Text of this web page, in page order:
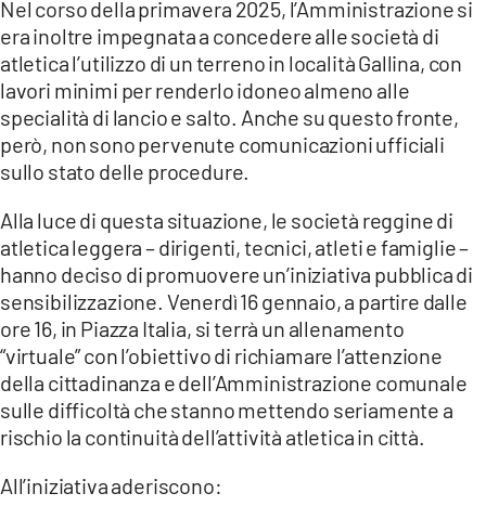
Nel corso della primavera 2025, l’Amministrazione si
era inoltre impegnata a concedere alle società di
atletica l’utilizzo di un terreno in località Gallina, con
lavori minimi per renderlo idoneo almeno alle
specialità di lancio e salto. Anche su questo fronte,
però, non sono pervenute comunicazioni ufficiali
sullo stato delle procedure.
Alla luce di questa situazione, le società reggine di
atletica leggera – dirigenti, tecnici, atleti e famiglie –
hanno deciso di promuovere un’iniziativa pubblica di
sensibilizzazione. Venerdì 16 gennaio, a partire dalle
ore 16, in Piazza Italia, si terrà un allenamento
“virtuale” con l’obiettivo di richiamare l’attenzione
della cittadinanza e dell’Amministrazione comunale
sulle difficoltà che stanno mettendo seriamente a
rischio la continuità dell’attività atletica in città.
All’iniziativa aderiscono: